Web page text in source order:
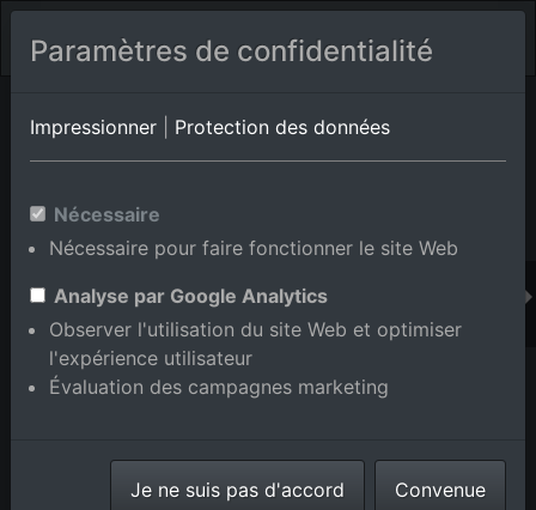
Album de lieux Eggenstein-Leopoldshafen/Leopoldshafen
Bade-Wurtemberg,Allemagne
Ajouter au panier int.
Paramètres de confidentialité
Impressionner Protection des données
Nécessaire
Nécessaire pour faire fonctionner le site Web
Analyse par Google Analytics
Observer l'utilisation du site Web et optimiser
l'expérience utilisateur
Évaluation des campagnes marketing
Je ne suis pas d'accord Convenue